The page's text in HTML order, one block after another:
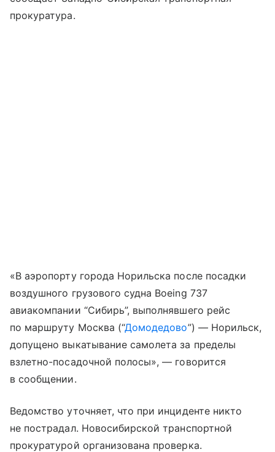
прокуратура.
«В аэропорту города Норильска после посадки
воздушного грузового судна Boeing 737
авиакомпании “Сибирь”, выполнявшего рейс
по маршруту Москва (“Домодедово”) — Норильск,
допущено выкатывание самолета за пределы
взлетно-посадочной полосы», — говорится
в сообщении.
Ведомство уточняет, что при инциденте никто
не пострадал. Новосибирской транспортной
прокуратурой организована проверка.